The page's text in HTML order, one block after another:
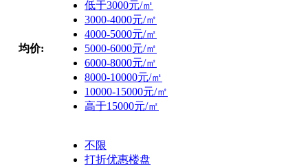
均价:
低于3000元/㎡
3000-4000元/㎡
4000-5000元/㎡
5000-6000元/㎡
6000-8000元/㎡
8000-10000元/㎡
10000-15000元/㎡
高于15000元/㎡
不限
打折优惠楼盘